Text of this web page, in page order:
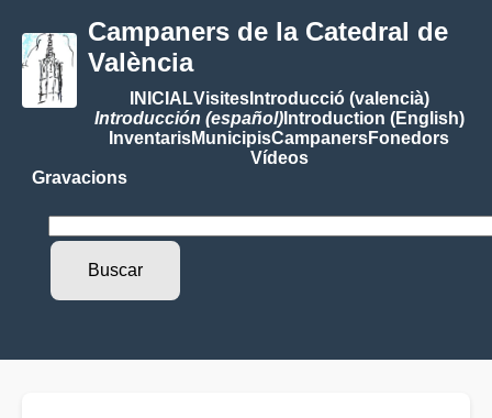
Campaners de la Catedral de
València
INICIALVisitesIntroducció (valencià)
Introducción (español)Introduction (English)
InventarisMunicipisCampanersFonedors
Vídeos
Gravacions